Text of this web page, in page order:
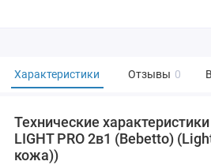
Характеристики Отзывы 0
Технические
LIGHT PRO 2в1 (Bebetto)
кожа))